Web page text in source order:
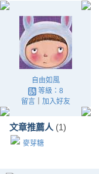
自由如風
等級：8
留言｜ 加入好友
文章推薦人 (1)
麥芽糖